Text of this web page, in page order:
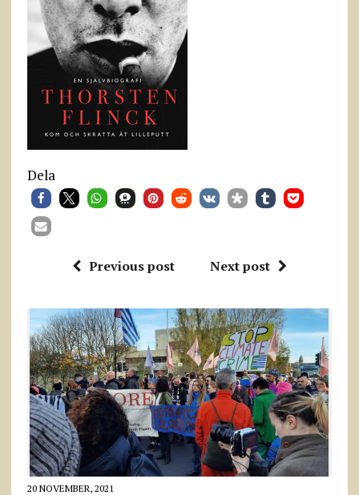
Dela
Previous post Next post
20 NOVEMBER, 2021